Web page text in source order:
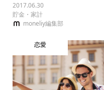
2017.06.30
貯金・家計
moneliy編集部
恋愛